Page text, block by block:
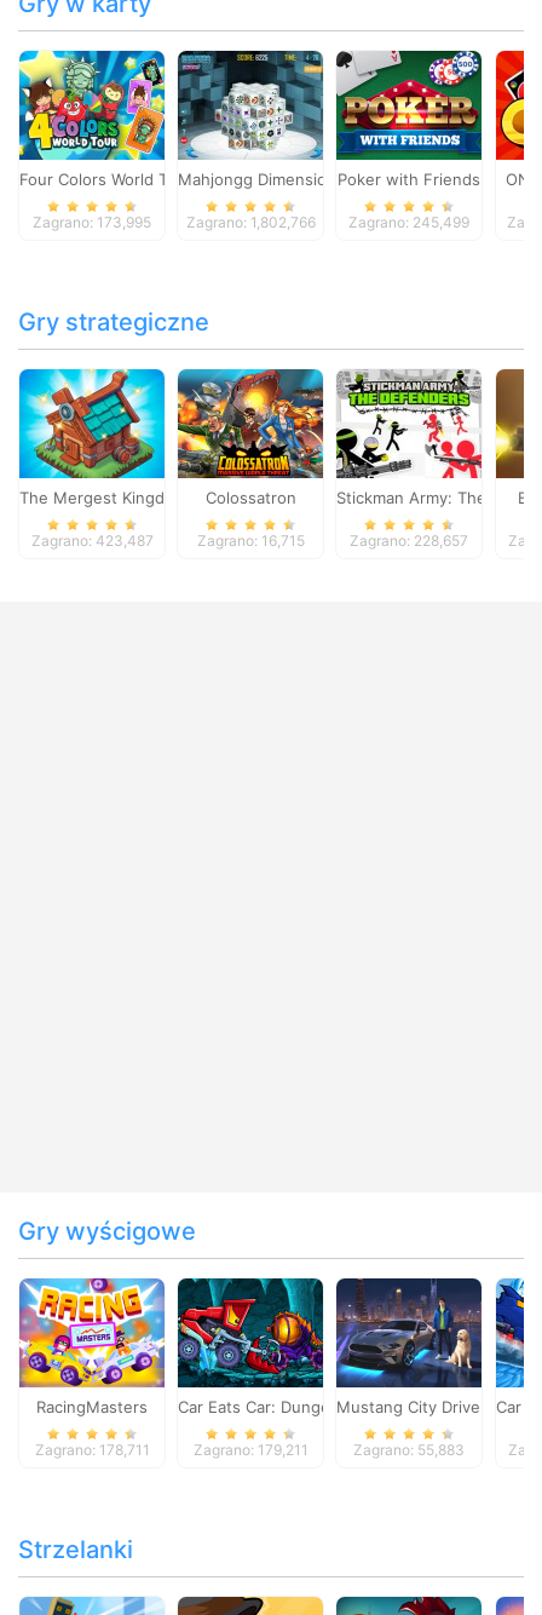
Four Colors World Tour
Zagrano: 173,995
Mahjongg Dimensions
Zagrano: 1,802,766
Poker with Friends
Zagrano: 245,499
Gry strategiczne
The Mergest Kingdom
Zagrano: 423,487
Colossatron
Zagrano: 16,715
Stickman Army: The
Zagrano: 228,657
Gry wyścigowe
RacingMasters
Zagrano: 178,711
Car Eats Car: Dungeon Adventure
Zagrano: 179,211
Mustang City Driver
Zagrano: 55,883
Car
Strzelanki